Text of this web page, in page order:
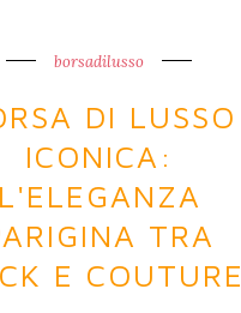
borsadilusso
DI LUSSO
ICONICA:
L'ELEGANZA
TRA
E COUTURE